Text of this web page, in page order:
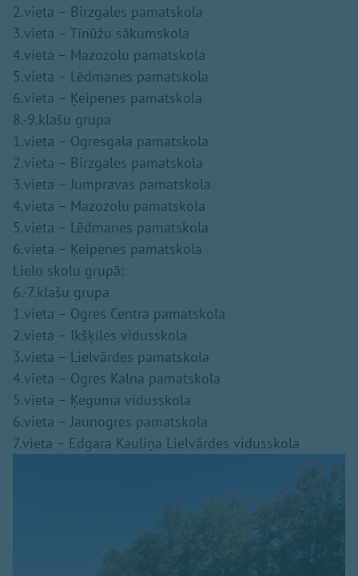
2.vieta – Birzgales pamatskola
3.vieta – Tīnūžu sākumskola
4.vieta – Mazozolu pamatskola
5.vieta – Lēdmanes pamatskola
6.vieta – Ķeipenes pamatskola
8.-9.klašu grupa
1.vieta – Ogresgala pamatskola
2.vieta – Birzgales pamatskola
3.vieta – Jumpravas pamatskola
4.vieta – Mazozolu pamatskola
5.vieta – Lēdmanes pamatskola
6.vieta – Ķeipenes pamatskola
Lielo skolu grupā:
6.-7.klašu grupa
1.vieta – Ogres Centra pamatskola
2.vieta – Ikšķiles vidusskola
3.vieta – Lielvārdes pamatskola
4.vieta – Ogres Kalna pamatskola
5.vieta – Ķeguma vidusskola
6.vieta – Jaunogres pamatskola
7.vieta – Edgara Kauliņa Lielvārdes vidusskola